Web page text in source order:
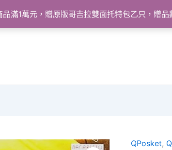
滿1萬元，贈原版哥吉拉雙面托特包乙只，贈
QPosket,